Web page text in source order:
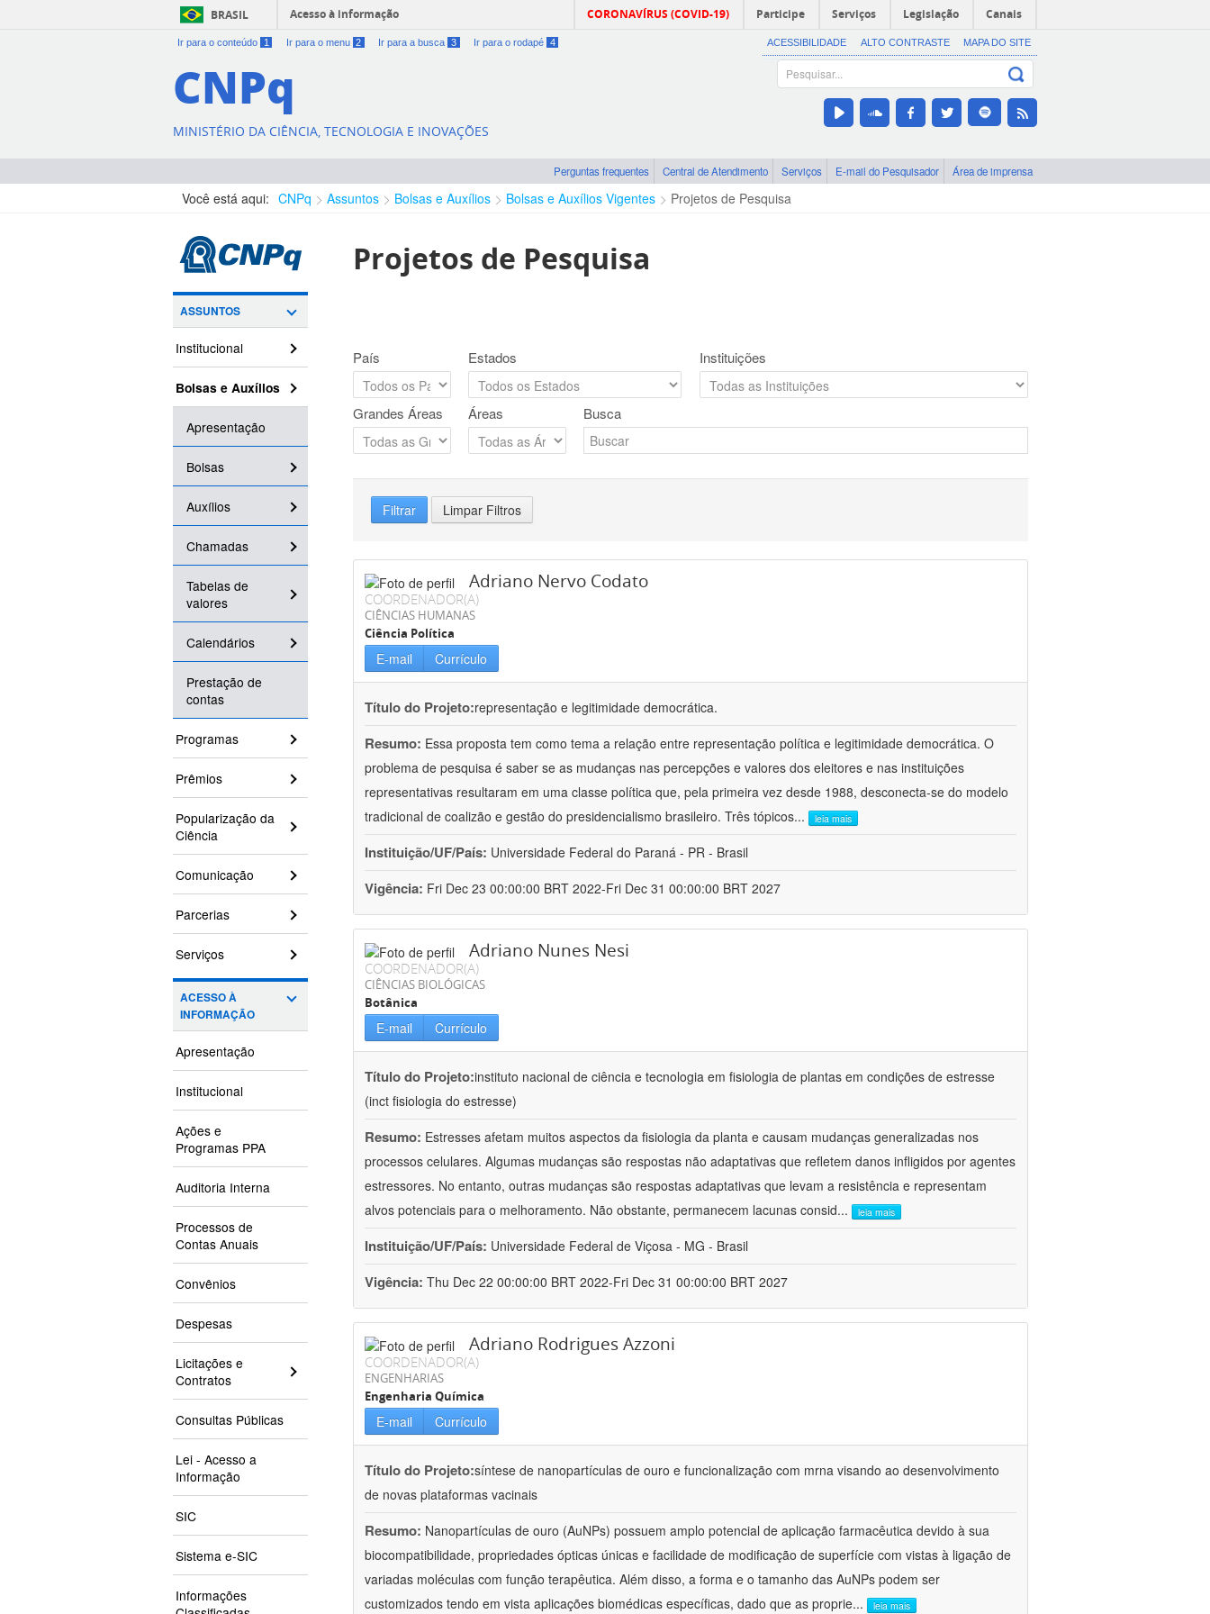
BRASIL Acesso à informação CORONAVÍRUS (COVID-19) Participe Serviços Legislação Canais
Ir para o conteúdo 1 Ir para o menu 2 Ir para a busca 3 Ir para o rodapé 4 ACESSIBILIDADE ALTO CONTRASTE MAPA DO SITE
CNPq
MINISTÉRIO DA CIÊNCIA, TECNOLOGIA E INOVAÇÕES
Perguntas frequentes Central de Atendimento Serviços E-mail do Pesquisador Área de imprensa
Você está aqui: CNPq Assuntos Bolsas e Auxílios Bolsas e Auxílios Vigentes Projetos de Pesquisa
ASSUNTOS
Institucional
Bolsas e Auxílios
Apresentação
Bolsas
Auxílios
Chamadas
Tabelas de
valores
Calendários
Prestação de
contas
Programas
Prêmios
Popularização da
Ciência
Comunicação
Parcerias
Serviços
ACESSO À
INFORMAÇÃO
Apresentação
Institucional
Ações e
Programas PPA
Auditoria Interna
Processos de
Contas Anuais
Convênios
Despesas
Licitações e
Contratos
Consultas Públicas
Lei - Acesso a
Informação
SIC
Sistema e-SIC
Informações
Projetos de Pesquisa
País Estados Instituições
Grandes Áreas Áreas Busca
Filtrar Limpar Filtros
Adriano Nervo Codato
COORDENADOR(A)
CIÊNCIAS HUMANAS
Ciência Política
E-mail Currículo
Título do Projeto:representação e legitimidade democrática.
Resumo: Essa proposta tem como tema a relação entre representação política e legitimidade democrática. O
problema de pesquisa é saber se as mudanças nas percepções e valores dos eleitores e nas instituições
representativas resultaram em uma classe política que, pela primeira vez desde 1988, desconecta-se do modelo
tradicional de coalizão e gestão do presidencialismo brasileiro. Três tópicos... leia mais
Instituição/UF/País: Universidade Federal do Paraná - PR - Brasil
Vigência: Fri Dec 23 00:00:00 BRT 2022-Fri Dec 31 00:00:00 BRT 2027
Adriano Nunes Nesi
COORDENADOR(A)
CIÊNCIAS BIOLÓGICAS
Botânica
E-mail Currículo
Título do Projeto:instituto nacional de ciência e tecnologia em fisiologia de plantas em condições de estresse
(inct fisiologia do estresse)
Resumo: Estresses afetam muitos aspectos da fisiologia da planta e causam mudanças generalizadas nos
processos celulares. Algumas mudanças são respostas não adaptativas que refletem danos infligidos por agentes
estressores. No entanto, outras mudanças são respostas adaptativas que levam a resistência e representam
alvos potenciais para o melhoramento. Não obstante, permanecem lacunas consid... leia mais
Instituição/UF/País: Universidade Federal de Viçosa - MG - Brasil
Vigência: Thu Dec 22 00:00:00 BRT 2022-Fri Dec 31 00:00:00 BRT 2027
Adriano Rodrigues Azzoni
COORDENADOR(A)
ENGENHARIAS
Engenharia Química
E-mail Currículo
Título do Projeto:síntese de nanopartículas de ouro e funcionalização com mrna visando ao desenvolvimento
de novas plataformas vacinais
Resumo: Nanopartículas de ouro (AuNPs) possuem amplo potencial de aplicação farmacêutica devido à sua
biocompatibilidade, propriedades ópticas únicas e facilidade de modificação de superfície com vistas à ligação de
variadas moléculas com função terapêutica. Além disso, a forma e o tamanho das AuNPs podem ser
customizados tendo em vista aplicações biomédicas específicas, dado que as proprie... leia mais